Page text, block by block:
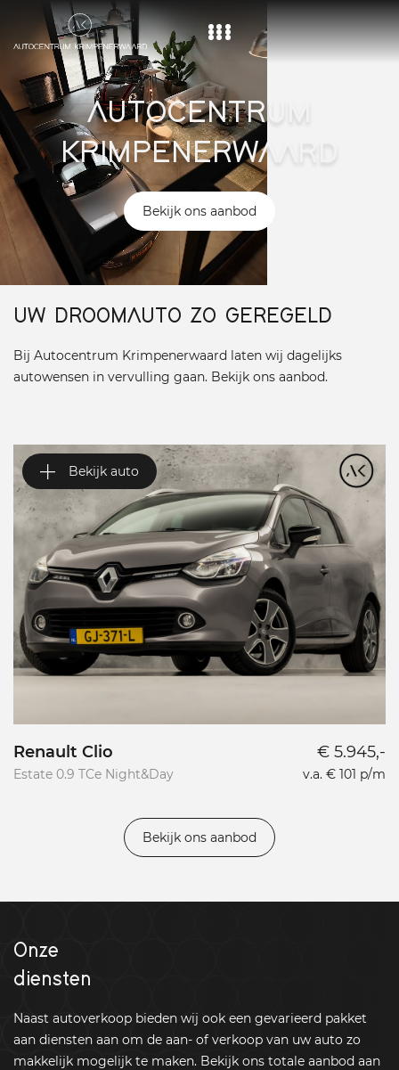
Home
Aanbod
Diensten
Over ons
Vacature
Contact
AUTOCENTRUM
KRIMPENERWAARD
Bekijk ons aanbod
UW DROOMAUTO ZO GEREGELD
Bij Autocentrum Krimpenerwaard laten wij dagelijks
autowensen in vervulling gaan. Bekijk ons aanbod.
Bekijk auto
Renault Clio
Estate 0.9 TCe Night&Day
€ 5.945,-
v.a. € 101 p/m
Bekijk ons aanbod
Onze
diensten
Naast autoverkoop bieden wij ook een gevarieerd pakket
aan diensten aan om de aan- of verkoop van uw auto zo
makkelijk mogelijk te maken. Bekijk ons totale aanbod aan